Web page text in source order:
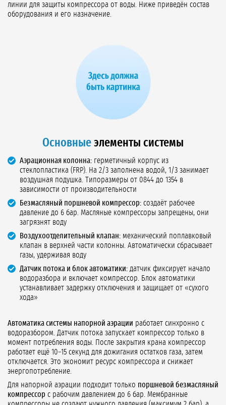
линии для защиты компрессора от воды. Ниже приведён состав
оборудования и его назначение.
Основные элементы системы
Аэрационная колонна: герметичный корпус из
стеклопластика (FRP). На 2/3 заполнена водой, 1/3 занимает
воздушная подушка. Типоразмеры от 0844 до 1354 в
зависимости от производительности
Безмасляный поршневой компрессор: создаёт рабочее
давление до 6 бар. Масляные компрессоры запрещены, они
загрязнят воду
Воздухоотделительный клапан: механический поплавковый
клапан в верхней части колонны. Автоматически сбрасывает
газы, удерживая воду
Датчик потока и блок автоматики: датчик фиксирует начало
водоразбора и включает компрессор. Блок автоматики
устанавливает задержку отключения и защищает от «сухого
хода»
Автоматика системы напорной аэрации работает синхронно с
водоразбором. Датчик потока запускает компрессор только в
момент потребления воды. После закрытия крана компрессор
работает ещё 10–15 секунд для дожигания остатков газа, затем
отключается. Это экономит ресурс компрессора и снижает
энергопотребление.
Для напорной аэрации подходит только поршневой безмасляный
компрессор с рабочим давлением до 6 бар. Мембранные